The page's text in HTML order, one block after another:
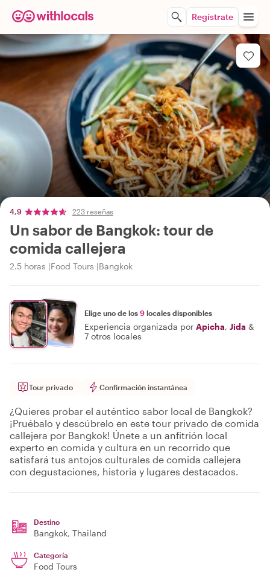
Regístrate
4,9 223 reseñas
Un sabor de Bangkok: tour de
comida callejera
2.5 horas Food Tours Bangkok
Elige uno de los 9 locales disponibles
Experiencia organizada por Apicha, Jida &
7 otros locales
Tour privado Confirmación instantánea
¿Quieres probar el auténtico sabor local de Bangkok?
¡Pruébalo y descúbrelo en este tour privado de comida
callejera por Bangkok! Únete a un anfitrión local
experto en comida y cultura en un recorrido que
satisfará tus antojos culturales de comida callejera
con degustaciones, historia y lugares destacados.
Destino
Bangkok, Thailand
Categoría
Food Tours